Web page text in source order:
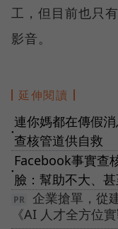
工，但目前也只
影音。
延伸閱讀
●
連你媽都在傳假
查核管道供自救
●
Facebook事實查
臉：幫助不大、
企業搶單，從
《AI 人才全方位實